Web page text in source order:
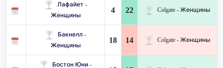
Лафайет -
Женщины
4 22 Colgate - Женщины
Бакнелл -
Женщины
18 14 Colgate - Женщины
Бостон Юни -